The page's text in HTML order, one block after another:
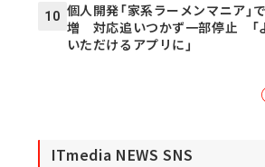
10 個人開発「家系ラーメンマニア」
増 対応追いつかず一部停止 「
いただけるアプリに」
ITmedia NEWS SNS